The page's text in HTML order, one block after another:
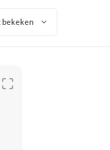
bekeken